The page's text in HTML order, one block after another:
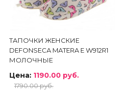
ТАПОЧКИ ЖЕНСКИЕ
DEFONSECA MATERA E W912R1
МОЛОЧНЫЕ
Цена: 1190.00 руб.
1790.00 руб.